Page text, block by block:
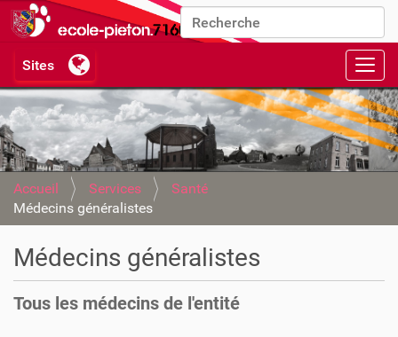
Chercher par
Recherche avancée…
Accueil Services
Santé
Médecins généralistes
Médecins généralistes
Tous les médecins de l'entité